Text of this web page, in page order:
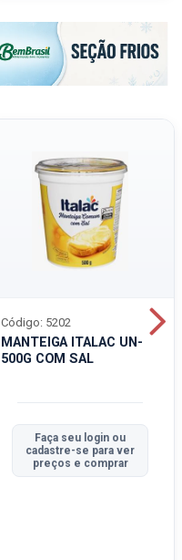
MANTEIGA ITALAC UN-
500G COM SAL
Código: 5202
Faça seu login ou
cadastre-se para ver
preços e comprar